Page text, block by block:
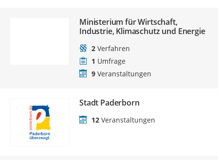
Ministerium für Wirtschaft,
Industrie, Klimaschutz und Energie
2 Verfahren
1 Umfrage
9 Veranstaltungen
Stadt Paderborn
12 Veranstaltungen